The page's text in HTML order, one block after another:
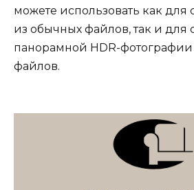
можете использовать как для
из обычных файлов, так и для
панорамной HDR-фотографии
файлов.